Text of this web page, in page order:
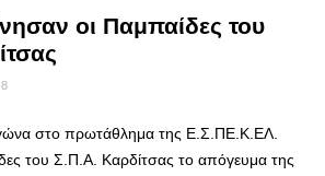
οι Παμπαίδες του
στο πρωτάθλημα της Ε.Σ.ΠΕ.Κ.ΕΛ.
του Σ.Π.Α. Καρδίτσας το απόγευμα της